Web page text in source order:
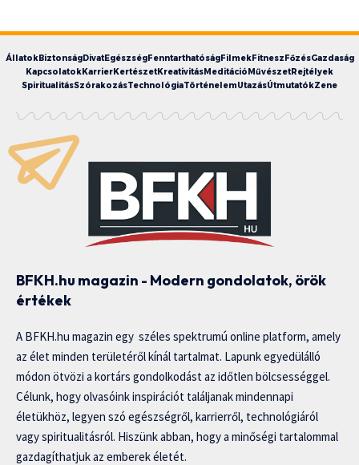
ÁllatokBiztonságDivatEgészségFenntarthatóságFilmekFitneszFőzésGazdaság
KapcsolatokKarrierKertészetKreativitásMeditációMűvészetRejtélyek
SpiritualitásSzórakozásTechnológiaTörténelemUtazásÚtmutatókZene
BFKH.hu magazin - Modern gondolatok, örök
értékek
A BFKH.hu magazin egy széles spektrumú online platform, amely
az élet minden területéről kínál tartalmat. Lapunk egyedülálló
módon ötvözi a kortárs gondolkodást az időtlen bölcsességgel.
Célunk, hogy olvasóink inspirációt találjanak mindennapi
életükhöz, legyen szó egészségről, karrierről, technológiáról
vagy spiritualitásról. Hiszünk abban, hogy a minőségi tartalommal
gazdagíthatjuk az emberek életét.